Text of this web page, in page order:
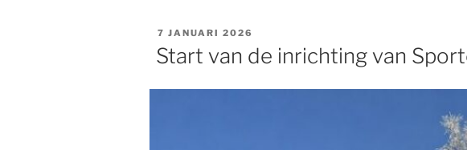
GEPLAATST
OP
7 JANUARI 2026
Start van de inrichting van